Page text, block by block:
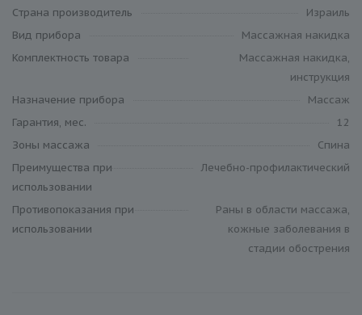
Cтрана производитель
Израиль
Вид прибора
Массажная накидка
Комплектность товара
Массажная накидка,
инструкция
Назначение прибора
Массаж
Гарантия, мес.
12
Зоны массажа
Спина
Преимущества при
использовании
Лечебно-профилактический
Противопоказания при
использовании
Раны в области массажа,
кожные заболевания в
стадии обострения